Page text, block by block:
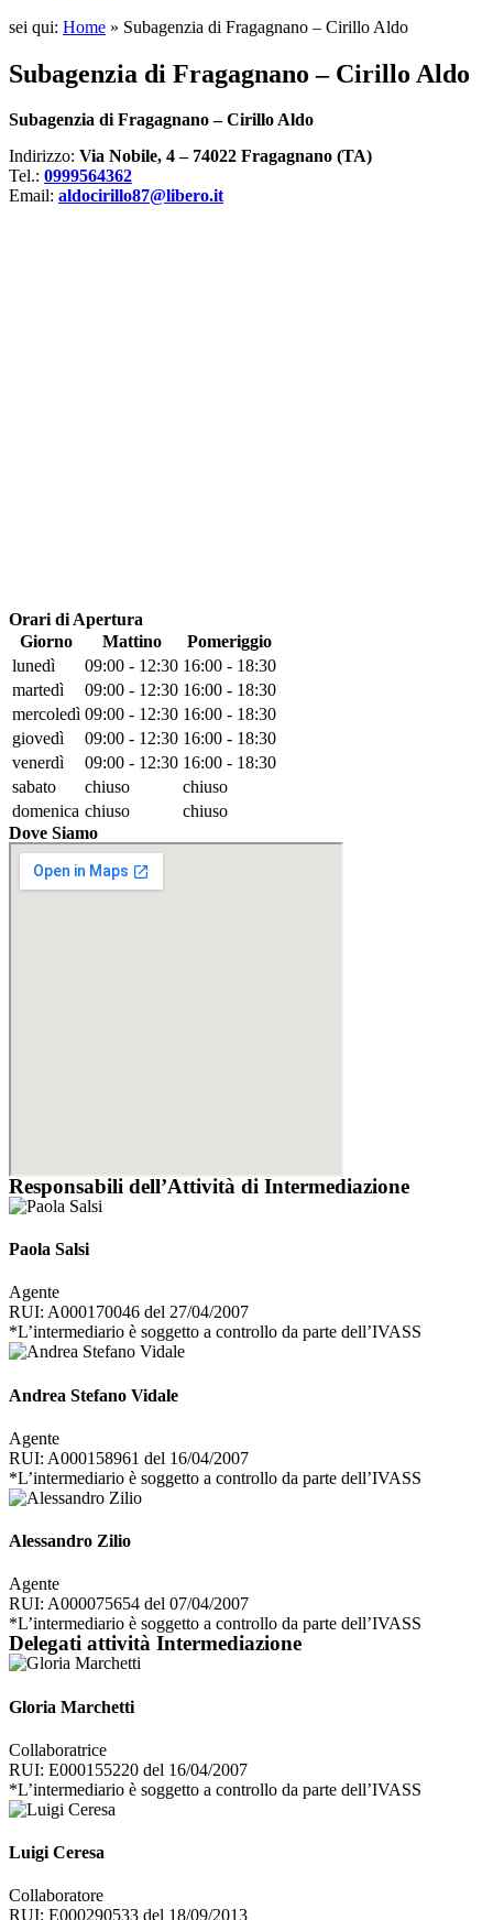
sei qui: Home » Subagenzia di Fragagnano – Cirillo Aldo
Subagenzia di Fragagnano – Cirillo Aldo
Subagenzia di Fragagnano – Cirillo Aldo
Indirizzo: Via Nobile, 4 – 74022 Fragagnano (TA)
Tel.: 0999564362
Email: aldocirillo87@libero.it
Orari di Apertura
Giorno
Mattino
Pomeriggio
lunedì
09:00 - 12:30 16:00 - 18:30
martedì
09:00 - 12:30 16:00 - 18:30
mercoledì 09:00 - 12:30 16:00 - 18:30
giovedì
09:00 - 12:30 16:00 - 18:30
venerdì
09:00 - 12:30 16:00 - 18:30
sabato
chiuso
chiuso
domenica chiuso
chiuso
Dove Siamo
Responsabili dell’Attività di Intermediazione
Paola Salsi
Agente
RUI: A000170046 del 27/04/2007
*L’intermediario è soggetto a controllo da parte dell’IVASS
Andrea Stefano Vidale
Agente
RUI: A000158961 del 16/04/2007
*L’intermediario è soggetto a controllo da parte dell’IVASS
Alessandro Zilio
Agente
RUI: A000075654 del 07/04/2007
*L’intermediario è soggetto a controllo da parte dell’IVASS
Delegati attività Intermediazione
Gloria Marchetti
Collaboratrice
RUI: E000155220 del 16/04/2007
*L’intermediario è soggetto a controllo da parte dell’IVASS
Luigi Ceresa
Collaboratore
RUI: E000290533 del 18/09/2013